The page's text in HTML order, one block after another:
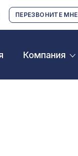
ПЕРЕЗВОНИТЕ МНЕ
Компания